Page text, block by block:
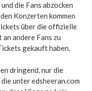
die Fans abzocken
Konzerten kommen
über die offizielle
andere Fans zu
gekauft haben.
dringend, nur die
unter edsheeran.com